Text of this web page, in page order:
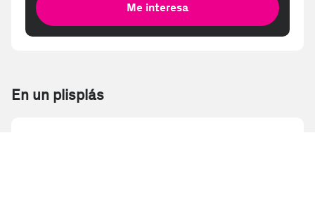
Me interesa
En un plisplás